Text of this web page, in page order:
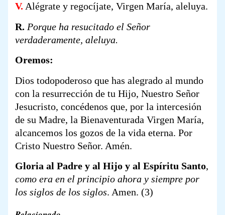
V. Alégrate y regocíjate, Virgen María, aleluya.
R. Porque ha resucitado el Señor
verdaderamente, aleluya.
Oremos:
Dios todopoderoso que has alegrado al mundo
con la resurrección de tu Hijo, Nuestro Señor
Jesucristo, concédenos que, por la intercesión
de su Madre, la Bienaventurada Virgen María,
alcancemos los gozos de la vida eterna. Por
Cristo Nuestro Señor. Amén.
Gloria al Padre y al Hijo y al Espíritu Santo,
como era en el principio ahora y siempre por
los siglos de los siglos. Amen. (3)